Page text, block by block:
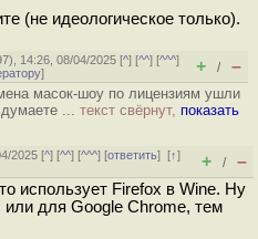
(не идеологическое только).
), 14:26, 08/04/2025 [^] [^^] [^^^]
] + / –
масок-шоу по лицензиям ушли
думаете ... текст свёрнут, показать
2025 [^] [^^] [^^^] [ответить][↑]
+ / –
использует Firefox в Wine. Ну
или для Google Chrome, тем